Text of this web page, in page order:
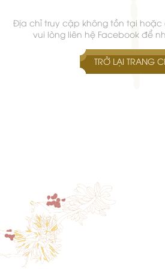
Địa chỉ truy cập không tồn tại hoặc
vui lòng liên hệ Facebook để
TRỞ LẠI TRANG